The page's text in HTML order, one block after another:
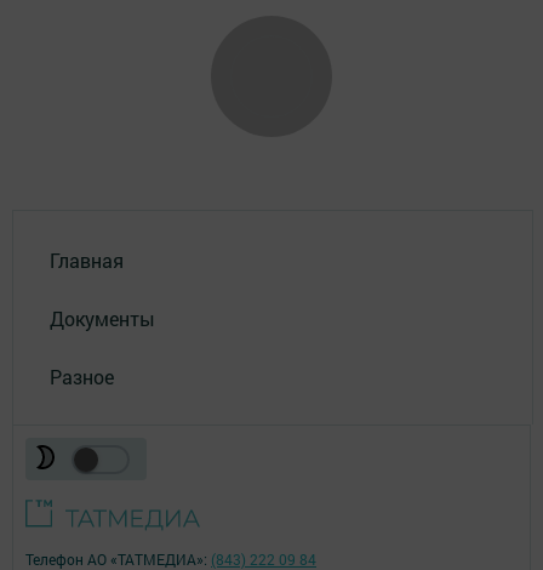
Главная
Документы
Разное
Телефон АО «ТАТМЕДИА»: (843) 222 09 84